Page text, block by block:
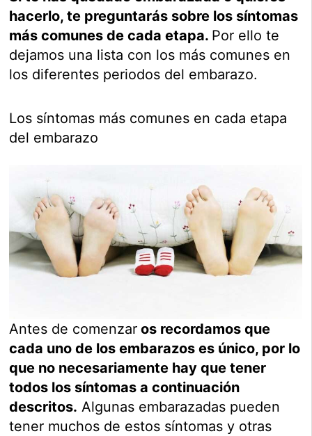
hacerlo, te preguntarás sobre los síntomas
más comunes de cada etapa. Por ello te
dejamos una lista con los más comunes en
los diferentes periodos del embarazo.
Los síntomas más comunes en cada etapa
del embarazo
Antes de comenzar os recordamos que
cada uno de los embarazos es único, por lo
que no necesariamente hay que tener
todos los síntomas a continuación
descritos. Algunas embarazadas pueden
tener muchos de estos síntomas y otras